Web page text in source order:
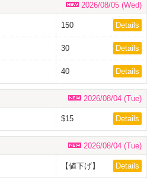
2026/08/05 (Wed)
150 Details
30 Details
40 Details
2026/08/04 (Tue)
$15 Details
2026/08/04 (Tue)
【値下げ】
Details